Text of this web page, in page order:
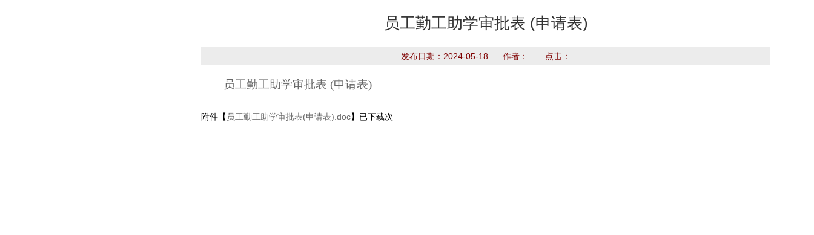
员工勤工助学审批表 (申请表)
发布日期：2024-05-18 作者： 点击：
员工勤工助学审批表 (申请表)
附件【 员工勤工助学审批表(申请表).doc】已下载次